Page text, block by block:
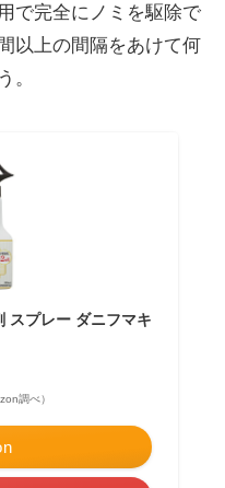
で完全にノミを駆除で
以上の間隔をあけて何
。
スプレー ダニフマキ
調べ）